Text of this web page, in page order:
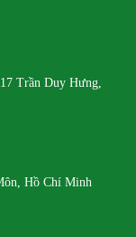
Trần Duy Hưng,
Hồ Chí Minh